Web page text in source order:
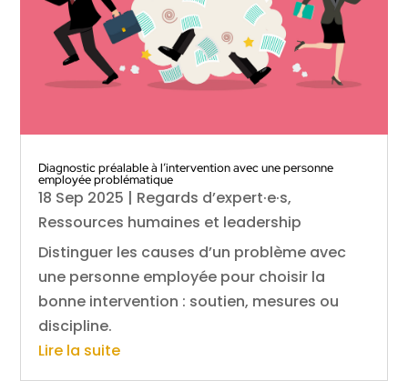
Diagnostic préalable à l’intervention avec une personne
employée problématique
18 Sep 2025 | Regards d’expert·e·s,
Ressources humaines et leadership
Distinguer les causes d’un problème avec
une personne employée pour choisir la
bonne intervention : soutien, mesures ou
discipline.
Lire la suite